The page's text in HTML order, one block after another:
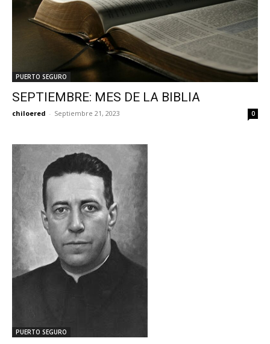
PUERTO SEGURO
SEPTIEMBRE: MES DE LA BIBLIA
chiloered - Septiembre 21, 2023 0
PUERTO SEGURO